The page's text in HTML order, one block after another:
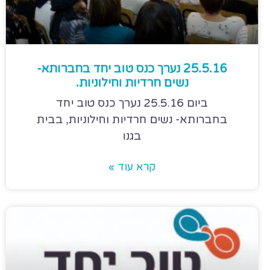
25.5.16 נערך כנס טוב יחד בחברותא-
נשים חרדיות וחילוניות.
ביום 25.5.16 נערך כנס טוב יחד
בחברותא- נשים חרדיות וחילוניות, בבית
בגנו
קרא עוד »